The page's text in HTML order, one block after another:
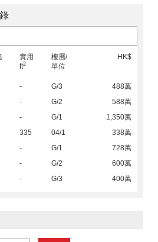
實用
ft2
樓層/
單位
HK$
- G/3
488萬
- G/2
588萬
- G/1
1,350萬
335 04/1
338萬
- G/1
728萬
- G/2
600萬
- G/3 400萬